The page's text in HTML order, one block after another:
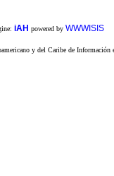
iAH powered by WWWISIS
y del Caribe de Información